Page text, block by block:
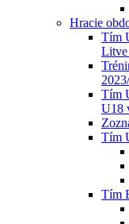
Hracie
Tím
Tím
U18
Tím
Tím